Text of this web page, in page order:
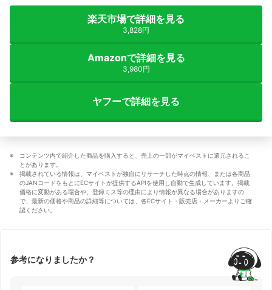
楽天市場で詳細を見る
3,828円
Amazonで詳細を見る
3,980円
ヤフーで詳細を見る
コンテンツ内で紹介した商品を購入すると、売上の一部がマイベストに還元されるこ
とがあります。
掲載されている情報は、マイベストが独自にリサーチした時点の情報、または各商品
のJANコードをもとにECサイトが提供するAPIを使用し自動で生成しています。掲載
価格に変動がある場合や、登録ミス等の理由により情報が異なる場合がありますの
で、最新の価格や商品の詳細等については、各ECサイト・販売店・メーカーよりご確
認ください。
参考になりましたか？